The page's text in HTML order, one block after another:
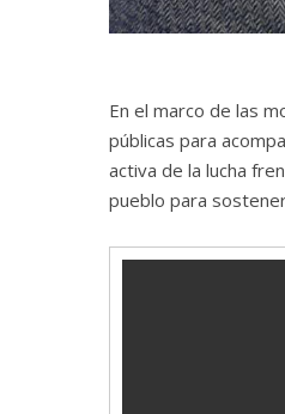
En el marco de las
públicas para
activa de la lucha
pueblo para